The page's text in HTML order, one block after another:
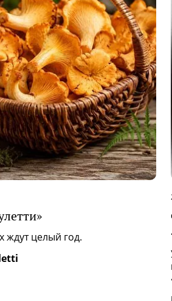
в ресторане
«Минералз» | Minerals
в международном фестивале